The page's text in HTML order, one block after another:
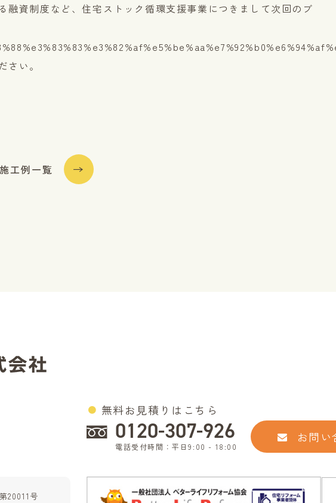
融資制度など、住宅ストック循環支援事業につきまして次回のブ
。
施工例一覧
無料お見積りはこちら
0120-307-926
電話受付時間：平日9:00 - 18:00
お問い
20011号